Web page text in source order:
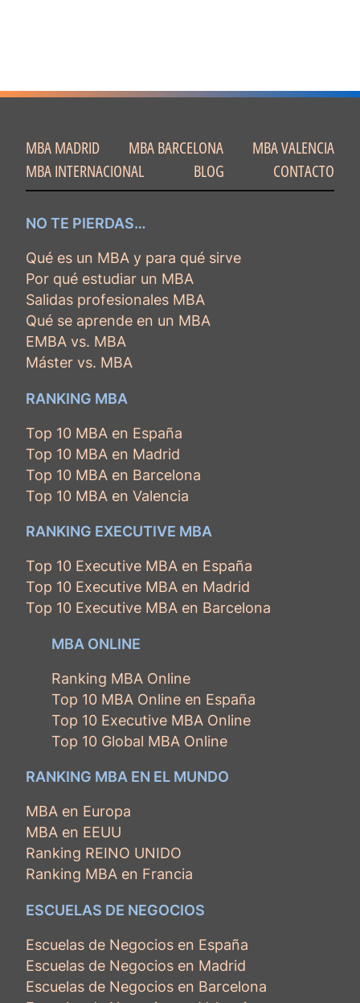
MBA MADRID MBA BARCELONA
MBA VALENCIA
MBA INTERNACIONAL
BLOG CONTACTO
NO TE PIERDAS…
Qué es un MBA y para qué sirve
Por qué estudiar un MBA
Salidas profesionales MBA
Qué se aprende en un MBA
EMBA vs. MBA
Máster vs. MBA
RANKING MBA
Top 10 MBA en España
Top 10 MBA en Madrid
Top 10 MBA en Barcelona
Top 10 MBA en Valencia
RANKING EXECUTIVE MBA
Top 10 Executive MBA en España
Top 10 Executive MBA en Madrid
Top 10 Executive MBA en Barcelona
MBA ONLINE
Ranking MBA Online
Top 10 MBA Online en España
Top 10 Executive MBA Online
Top 10 Global MBA Online
RANKING MBA EN EL MUNDO
MBA en Europa
MBA en EEUU
Ranking REINO UNIDO
Ranking MBA en Francia
ESCUELAS DE NEGOCIOS
Escuelas de Negocios en España
Escuelas de Negocios en Madrid
Escuelas de Negocios en Barcelona